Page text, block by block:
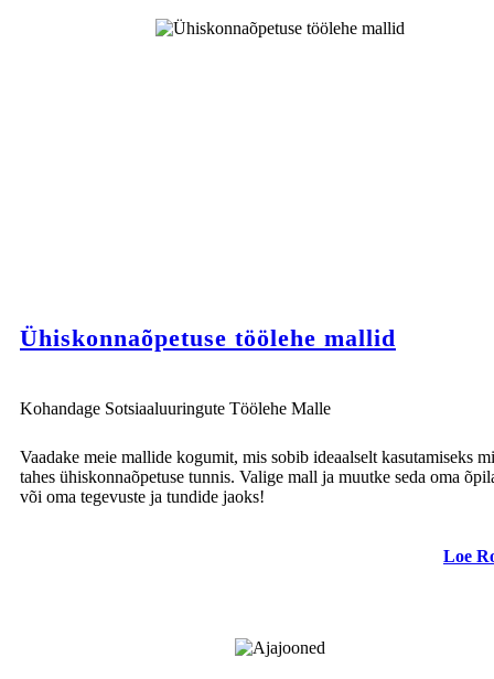
Ühiskonnaõpetuse töölehe mallid
Kohandage Sotsiaaluuringute Töölehe Malle
Vaadake meie mallide kogumit, mis sobib ideaalselt kasutamiseks
tahes ühiskonnaõpetuse tunnis. Valige mall ja muutke seda oma
või oma tegevuste ja tundide jaoks!
Loe